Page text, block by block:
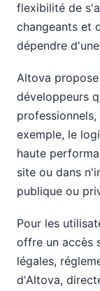
flexibilité de
changeants et
dépendre
Altova
développeurs
exemple, le
haute
site ou dans
publique ou
Pour les
offre un accès
légales,
d'Altova,